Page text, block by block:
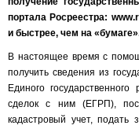
портала Росреестра:
и быстрее, чем на
В настоящее время с
получить сведения из
Единого
сделок с ним (ЕГРП),
кадастровый учет, подать